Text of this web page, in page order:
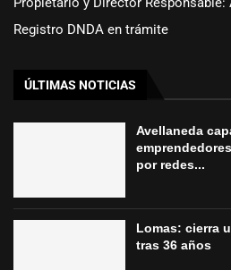
Registro DNDA en trámite
ÚLTIMAS NOTICIAS
Avellaneda
por redes...
Lomas: cierra
tras 36 años